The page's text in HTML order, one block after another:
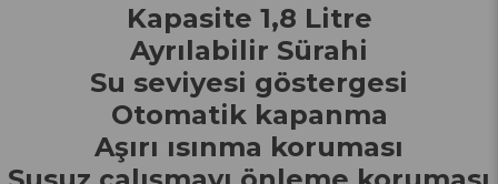
Kapasite 1,8 Litre
Ayrılabilir Sürahi
Su seviyesi göstergesi
Otomatik kapanma
Aşırı ısınma koruması